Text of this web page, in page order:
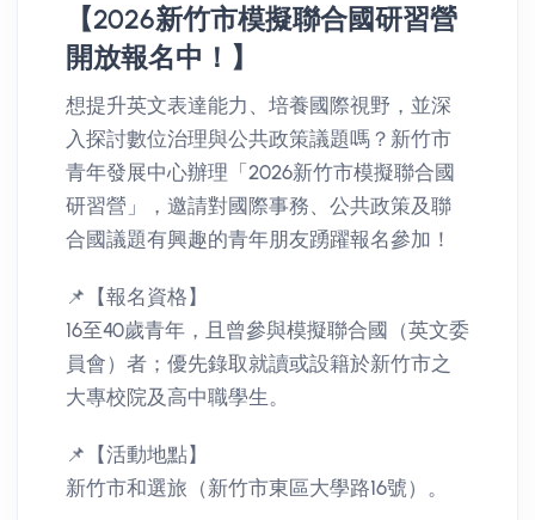
消息公告詳情
【2026新竹市模擬聯合國研習營
開放報名中！】
想提升英文表達能力、培養國際視野，並深
入探討數位治理與公共政策議題嗎？新竹市
青年發展中心辦理「2026新竹市模擬聯合國
研習營」，邀請對國際事務、公共政策及聯
合國議題有興趣的青年朋友踴躍報名參加！
📌【報名資格】
16至40歲青年，且曾參與模擬聯合國（英文委
員會）者；優先錄取就讀或設籍於新竹市之
大專校院及高中職學生。
📌【活動地點】
新竹市和選旅（新竹市東區大學路16號）。